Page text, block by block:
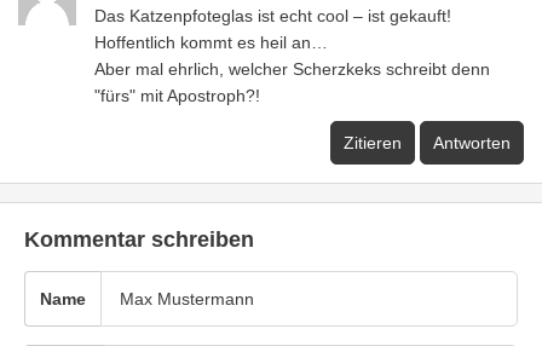
Das Katzenpfoteglas ist echt cool – ist gekauft!
Hoffentlich kommt es heil an…
Aber mal ehrlich, welcher Scherzkeks schreibt denn
"fürs" mit Apostroph?!
Zitieren Antworten
Kommentar schreiben
Name